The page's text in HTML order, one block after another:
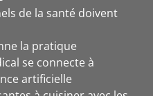
de la santé doivent
la pratique
se connecte à
artificielle